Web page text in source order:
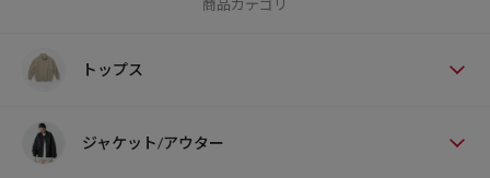
商品カテゴリ
トップス
ジャケット/アウター